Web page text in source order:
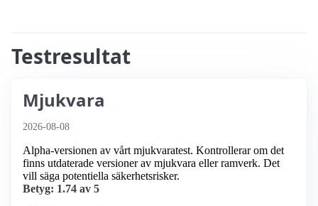
Testresultat
Mjukvara
2026-08-08
Alpha-versionen av vårt mjukvaratest. Kontrollerar om det
finns utdaterade versioner av mjukvara eller ramverk. Det
vill säga potentiella säkerhetsrisker.
Betyg: 1.74 av 5